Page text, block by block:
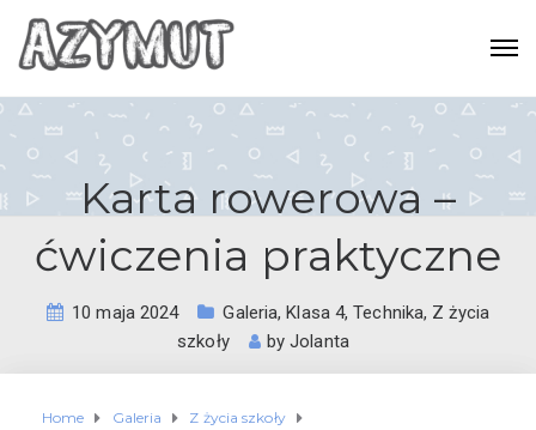
Karta rowerowa –
ćwiczenia praktyczne
10 maja 2024 Galeria,Klasa 4,Technika, Z życia
szkoły
byJolanta
Home Galeria
Z życia szkoły